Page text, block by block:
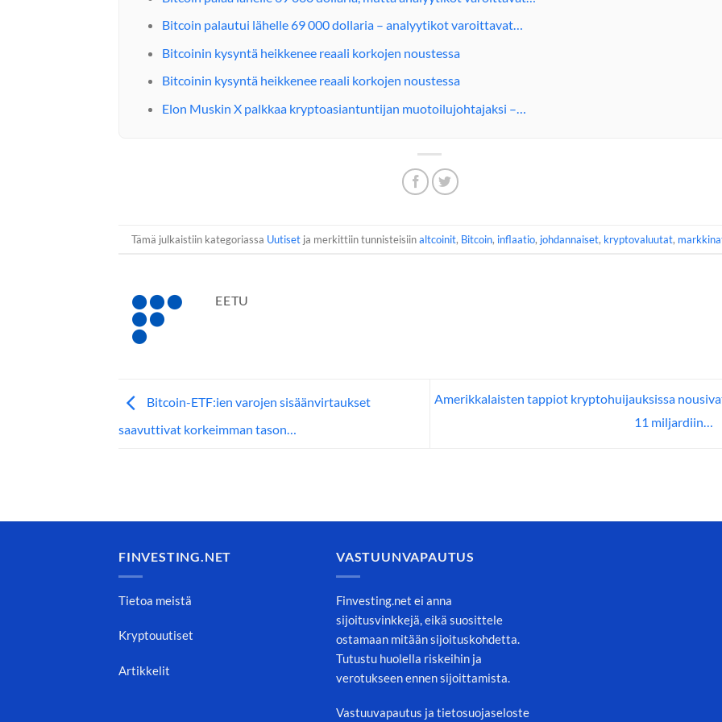
Bitcoin palautui lähelle 69 000 dollaria – analyytikot varoittavat…
Bitcoinin kysyntä heikkenee reaali korkojen noustessa
Bitcoinin kysyntä heikkenee reaali korkojen noustessa
Elon Muskin X palkkaa kryptoasiantuntijan muotoilujohtajaksi –…
Tämä julkaistiin kategoriassa Uutiset ja merkittiin tunnisteisiinaltcoinit Bitcoin inflaatio johdannaiset kryptovaluutat
EETU
Bitcoin-ETF:ien varojen sisäänvirtaukset
saavuttivat korkeimman tason…
Amerikkalaisten tappiot kryptohuijauksissa
11 miljardiin…
FINVESTING.NET
Tietoa meistä
Kryptouutiset
Artikkelit
VASTUUNVAPAUTUS
Finvesting.net ei anna
sijoitusvinkkejä, eikä suosittele
ostamaan mitään sijoituskohdetta.
Tutustu huolella riskeihin ja
verotukseen ennen sijoittamista.
Vastuuvapautus ja tietosuojaseloste